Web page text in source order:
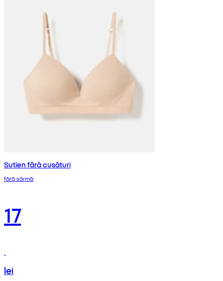
Sutien fără cusături
fără sârmă
17
lei